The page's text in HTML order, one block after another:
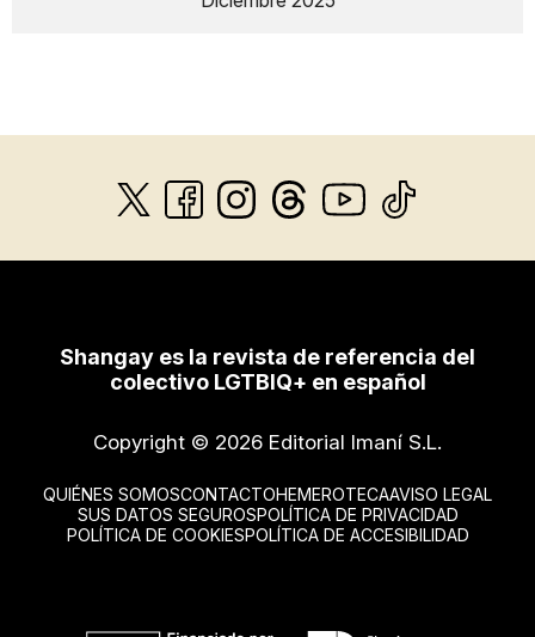
Shangay es la revista de referencia del
colectivo LGTBIQ+ en español
Copyright © 2026 Editorial Imaní S.L.
QUIÉNES SOMOSCONTACTOHEMEROTECAAVISO LEGAL
SUS DATOS SEGUROSPOLÍTICA DE PRIVACIDAD
POLÍTICA DE COOKIESPOLÍTICA DE ACCESIBILIDAD